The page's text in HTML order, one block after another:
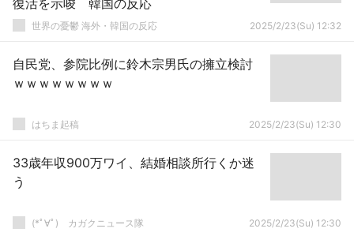
復活を示唆 韓国の反応
世界の憂鬱 海外・韓国の反応 2025/2/23(Su) 12:32
自民党、参院比例に鈴木宗男氏の擁立検討
ｗｗｗｗｗｗｗｗ
はちま起稿 2025/2/23(Su) 12:30
33歳年収900万ワイ、結婚相談所行くか迷
う
(*ﾟ∀ﾟ)ゞカガクニュース隊 2025/2/23(Su) 12:30